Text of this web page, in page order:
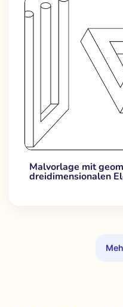
Malvorlage mit
dreidimensionalen